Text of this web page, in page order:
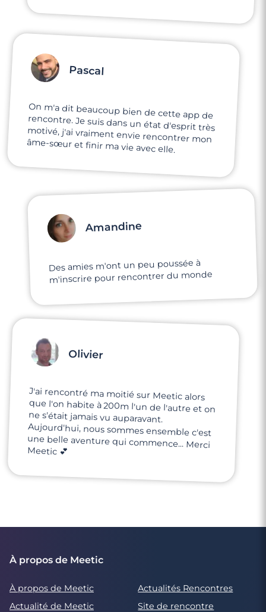
Pascal
On m'a dit beaucoup bien de cette app de
rencontre. Je suis dans un état d'esprit très
motivé, j'ai vraiment envie rencontrer mon
âme-sœur et finir ma vie avec elle.
Amandine
Des amies m'ont un peu poussée à
m'inscrire pour rencontrer du monde
Olivier
J'ai rencontré ma moitié sur Meetic alors
que l'on habite à 200m l'un de l'autre et on
ne s'était jamais vu auparavant.
Aujourd'hui, nous sommes ensemble c'est
une belle aventure qui commence... Merci
Meetic 💕
À propos de Meetic
À propos de Meetic
Actualités Rencontres
Actualité de Meetic
Site de rencontre